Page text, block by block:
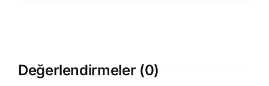
Değerlendirmeler (0)